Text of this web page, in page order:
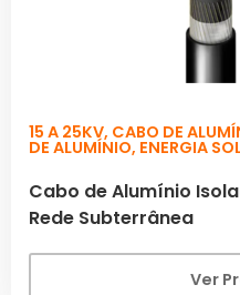
15 A 25KV, CABO DE
DE ALUMÍNIO, ENERGIA
Cabo de Alumínio
Rede Subterrânea
Ver